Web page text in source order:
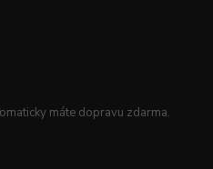
máte dopravu zdarma.